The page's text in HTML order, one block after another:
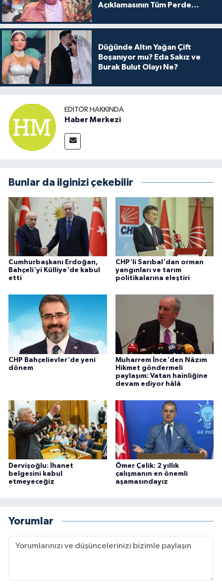
Açıklamasının Tüm Perde
Düğünde Altın Yağan Çift
Boşanıyor mu? Eda Sakız ve
Burak Bulut Olayı Ne?
EDITÖR HAKKINDA
Haber Merkezi
Bunlar da ilginizi çekebilir
Cumhurbaşkanı Erdoğan,
Bahçeli'yi Külliye'de kabul
etti
CHP'li Sarıbal'dan orman
yangınları ve tarım
politikalarına eleştiri
CHP Bahçelievler'de yeni
dönem
Muharrem İnce'den Nâzım
Hikmet göndermeli
paylaşım: Vatan hainliğine
devam ediyor hâlâ
Dervişoğlu: İhanet
belgesini kabul
etmeyeceğiz
Ömer Çelik: 2 yıllık
çalışmanın en önemli
aşamasındayız
Yorumlar